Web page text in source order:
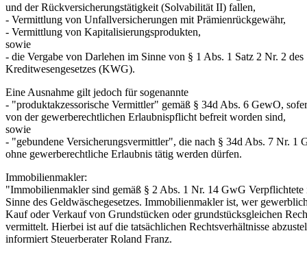
und der Rückversicherungstätigkeit (Solvabilität II) fallen,
- Vermittlung von Unfallversicherungen mit Prämienrückgewähr,
- Vermittlung von Kapitalisierungsprodukten,
sowie
- die Vergabe von Darlehen im Sinne von § 1 Abs. 1 Satz 2 Nr. 2 des
Kreditwesengesetzes (KWG).
Eine Ausnahme gilt jedoch für sogenannte
- "produktakzessorische Vermittler" gemäß § 34d Abs. 6 GewO,
von der gewerberechtlichen Erlaubnispflicht befreit worden sind,
sowie
- "gebundene Versicherungsvermittler", die nach § 34d Abs. 7 Nr. 1
ohne gewerberechtliche Erlaubnis tätig werden dürfen.
Immobilienmakler:
"Immobilienmakler sind gemäß § 2 Abs. 1 Nr. 14 GwG Verpflichtete
Sinne des Geldwäschegesetzes. Immobilienmakler ist, wer
Kauf oder Verkauf von Grundstücken oder grundstücksgleichen
vermittelt. Hierbei ist auf die tatsächlichen Rechtsverhältnisse
informiert Steuerberater Roland Franz.